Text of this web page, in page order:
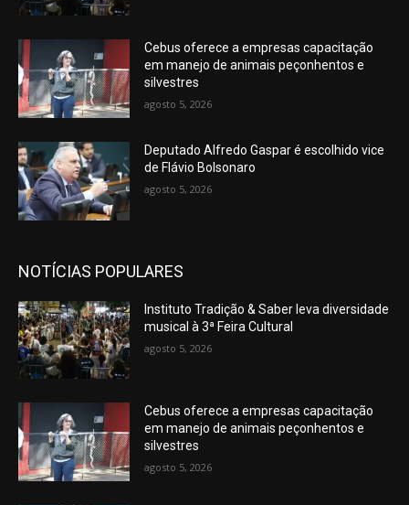
Cebus oferece a empresas capacitação
em manejo de animais peçonhentos e
silvestres
agosto 5, 2026
Deputado Alfredo Gaspar é escolhido vice
de Flávio Bolsonaro
agosto 5, 2026
NOTÍCIAS POPULARES
Instituto Tradição & Saber leva diversidade
musical à 3ª Feira Cultural
agosto 5, 2026
Cebus oferece a empresas capacitação
em manejo de animais peçonhentos e
silvestres
agosto 5, 2026